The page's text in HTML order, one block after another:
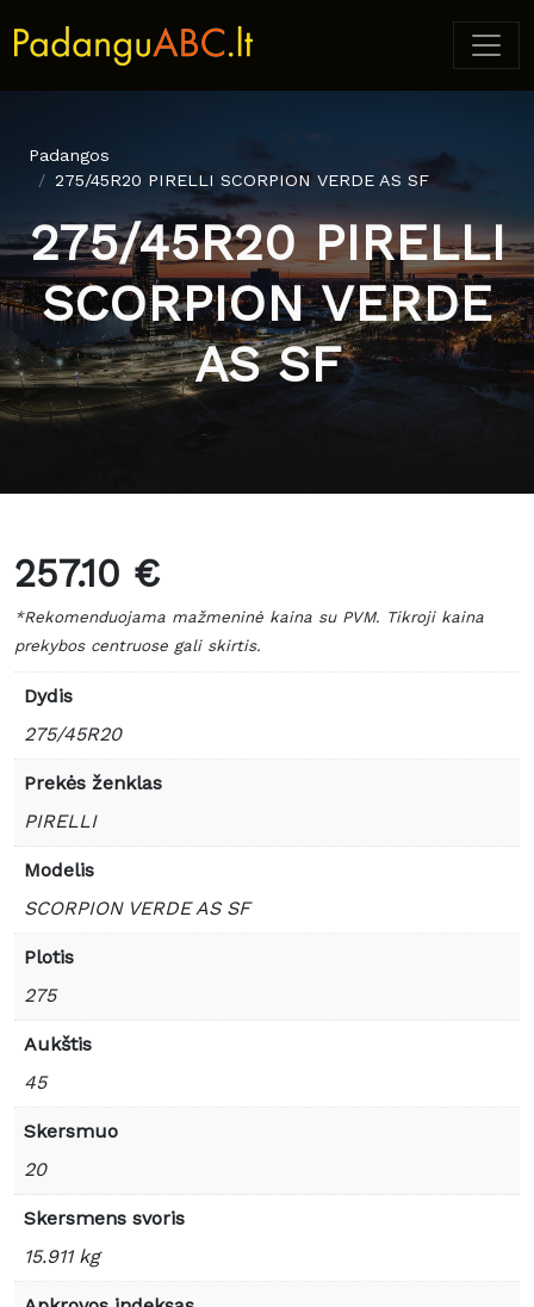
Padangos
275/45R20 PIRELLI SCORPION VERDE AS SF
275/45R20 PIRELLI
SCORPION VERDE
AS SF
257.10 €
*Rekomenduojama mažmeninė kaina su PVM. Tikroji kaina
prekybos centruose gali skirtis.
Dydis
275/45R20
Prekės ženklas
PIRELLI
Modelis
SCORPION VERDE AS SF
Plotis
275
Aukštis
45
Skersmuo
20
Skersmens svoris
15.911 kg